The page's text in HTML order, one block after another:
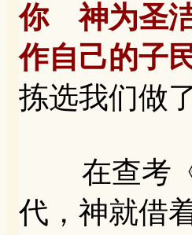
你 神为圣洁
作自己的子民
拣选我们做
在查考《
代，神就借